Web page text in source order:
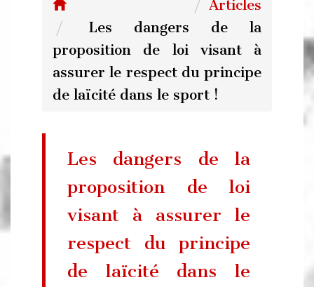
Articles
Les dangers de la
proposition de loi visant à
assurer le respect du principe
de laïcité dans le sport !
Les dangers de la
proposition de loi
visant à assurer le
respect du principe
de laïcité dans le